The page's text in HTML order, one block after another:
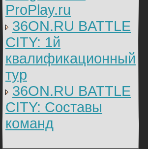
ProPlay.ru
36ON.RU BATTLE
CITY: 1й
квалификационный
тур
36ON.RU BATTLE
CITY: Составы
команд